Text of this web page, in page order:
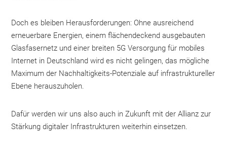
Doch es bleiben Herausforderungen: Ohne ausreichend
erneuerbare Energien, einem flächendeckend ausgebauten
Glasfasernetz und einer breiten 5G Versorgung für mobiles
Internet in Deutschland wird es nicht gelingen, das mögliche
Maximum der Nachhaltigkeits-Potenziale auf infrastruktureller
Ebene herauszuholen.
Dafür werden wir uns also auch in Zukunft mit der Allianz zur
Stärkung digitaler Infrastrukturen weiterhin einsetzen.